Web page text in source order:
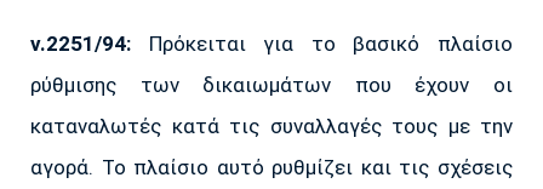
ν.2251/94: Πρόκειται για το βασικό πλαίσιο
ρύθμισης των δικαιωμάτων που έχουν οι
καταναλωτές κατά τις συναλλαγές τους με την
αγορά. Το πλαίσιο αυτό ρυθμίζει και τις σχέσεις